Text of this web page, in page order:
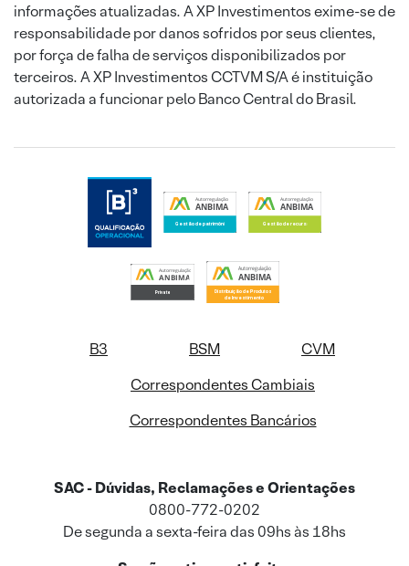
informações atualizadas. A XP Investimentos exime-se de
responsabilidade por danos sofridos por seus clientes,
por força de falha de serviços disponibilizados por
terceiros. A XP Investimentos CCTVM S/A é instituição
autorizada a funcionar pelo Banco Central do Brasil.
B3 BSM
CVM
Correspondentes Cambiais
Correspondentes Bancários
SAC - Dúvidas, Reclamações e Orientações
0800-772-0202
De segunda a sexta-feira das 09hs às 18hs